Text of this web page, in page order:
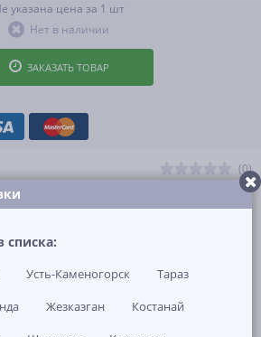
(0)
указана цена за 1 шт
Нет в наличии
ЗАКАЗАТЬ ТОВАР
пештемаль "Nikstory"
пештемаль
списка:
Усть-Каменогорск
Тараз
Жезказган
Костанай